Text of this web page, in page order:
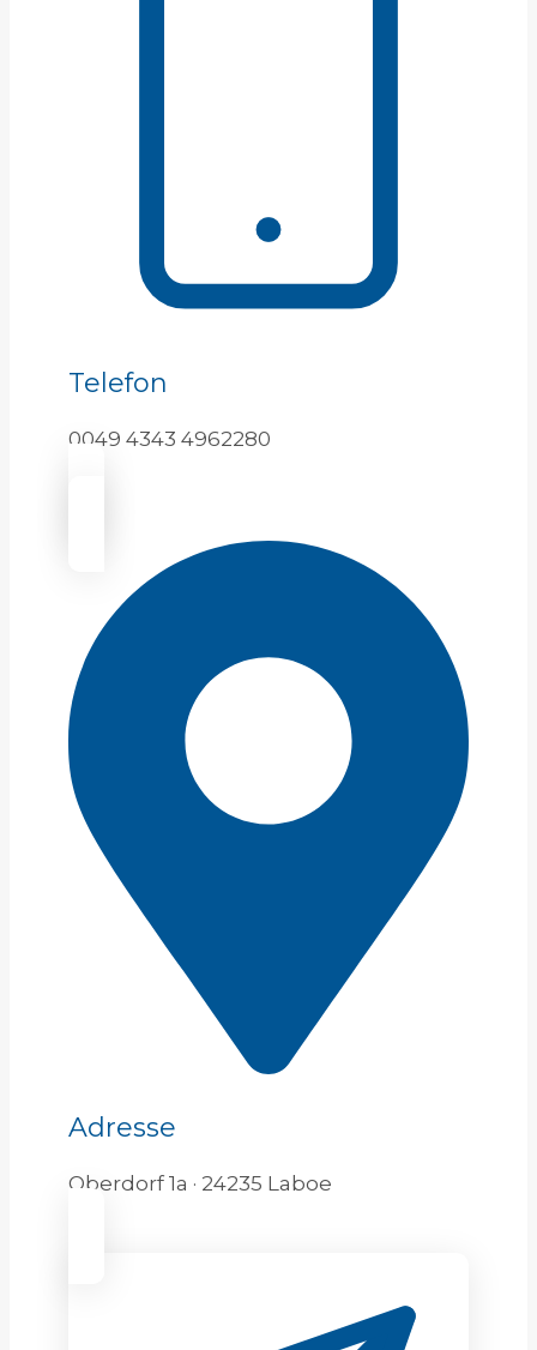
Telefon
0049 4343 4962280
Adresse
Oberdorf 1a · 24235 Laboe